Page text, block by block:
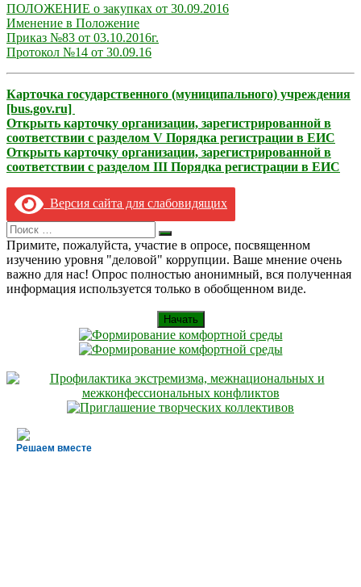
ПОЛОЖЕНИЕ о закупках от 30.09.2016
Именение в Положение
Приказ №83 от 03.10.2016г.
Протокол №14 от 30.09.16
Карточка государственного (муниципального) учреждения
[bus.gov.ru]
Открыть карточку организации, зарегистрированной в
соответствии с разделом V Порядка регистрации в ЕИС
Открыть карточку организации, зарегистрированной в
соответствии с разделом III Порядка регистрации в ЕИС
Версия сайта для слабовидящих
Search
for:
Искать
Примите, пожалуйста, участие в опросе, посвященном
изучению уровня "деловой" коррупции. Ваше мнение очень
важно для нас! Опрос полностью анонимный, вся полученная
информация используется только в обобщенном виде.
Начать
Решаем вместе